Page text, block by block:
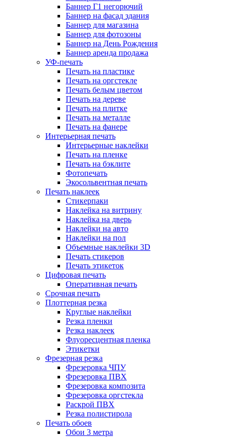
Баннер Г1 негорючий
Баннер на фасад здания
Баннер для магазина
Баннер для фотозоны
Баннер на День Рождения
Баннер аренда продажа
УФ-печать
Печать на пластике
Печать на оргстекле
Печать белым цветом
Печать на дереве
Печать на плитке
Печать на металле
Печать на фанере
Интерьерная печать
Интерьерные наклейки
Печать на пленке
Печать на бэклите
Фотопечать
Экосольвентная печать
Печать наклеек
Стикерпаки
Наклейка на витрину
Наклейка на дверь
Наклейки на авто
Наклейки на пол
Объемные наклейки 3D
Печать стикеров
Печать этикеток
Цифровая печать
Оперативная печать
Срочная печать
Плоттерная резка
Круглые наклейки
Резка пленки
Резка наклеек
Флуоресцентная пленка
Этикетки
Фрезерная резка
Фрезеровка ЧПУ
Фрезеровка ПВХ
Фрезеровка композита
Фрезеровка оргстекла
Раскрой ПВХ
Резка полистирола
Печать обоев
Обои 3 метра